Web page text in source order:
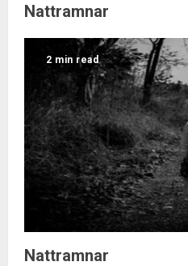
Nattramnar
2 min read
Nattramnar